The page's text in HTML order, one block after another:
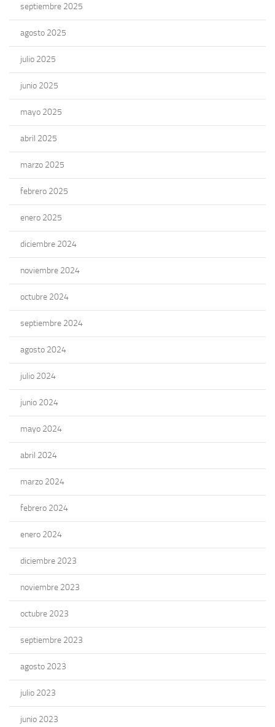
septiembre 2025
agosto 2025
julio 2025
junio 2025
mayo 2025
abril 2025
marzo 2025
febrero 2025
enero 2025
diciembre 2024
noviembre 2024
octubre 2024
septiembre 2024
agosto 2024
julio 2024
junio 2024
mayo 2024
abril 2024
marzo 2024
febrero 2024
enero 2024
diciembre 2023
noviembre 2023
octubre 2023
septiembre 2023
agosto 2023
julio 2023
junio 2023